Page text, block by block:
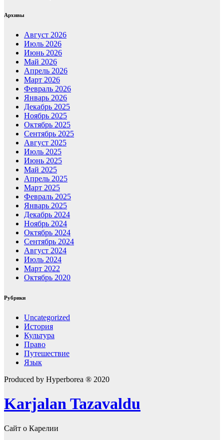
Архивы
Август 2026
Июль 2026
Июнь 2026
Май 2026
Апрель 2026
Март 2026
Февраль 2026
Январь 2026
Декабрь 2025
Ноябрь 2025
Октябрь 2025
Сентябрь 2025
Август 2025
Июль 2025
Июнь 2025
Май 2025
Апрель 2025
Март 2025
Февраль 2025
Январь 2025
Декабрь 2024
Ноябрь 2024
Октябрь 2024
Сентябрь 2024
Август 2024
Июль 2024
Март 2022
Октябрь 2020
Рубрики
Uncategorized
История
Культура
Право
Путешествие
Язык
Produced by Hyperborea ® 2020
Karjalan Tazavaldu
Сайт о Карелии